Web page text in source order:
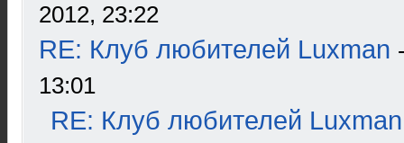
2012, 23:22
RE: Клуб любителей Luxman
13:01
RE: Клуб любителей Luxman